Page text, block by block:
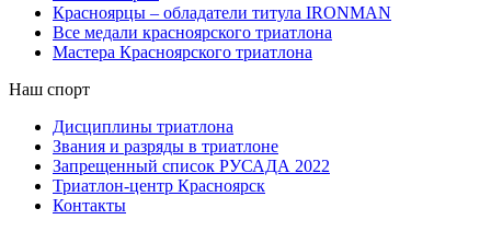
Красноярцы – обладатели титула IRONMAN
Все медали красноярского триатлона
Мастера Красноярского триатлона
Наш спорт
Дисциплины триатлона
Звания и разряды в триатлоне
Запрещенный список РУСАДА 2022
Триатлон-центр Красноярск
Контакты